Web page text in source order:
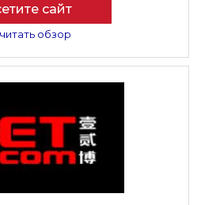
сайт
обзор